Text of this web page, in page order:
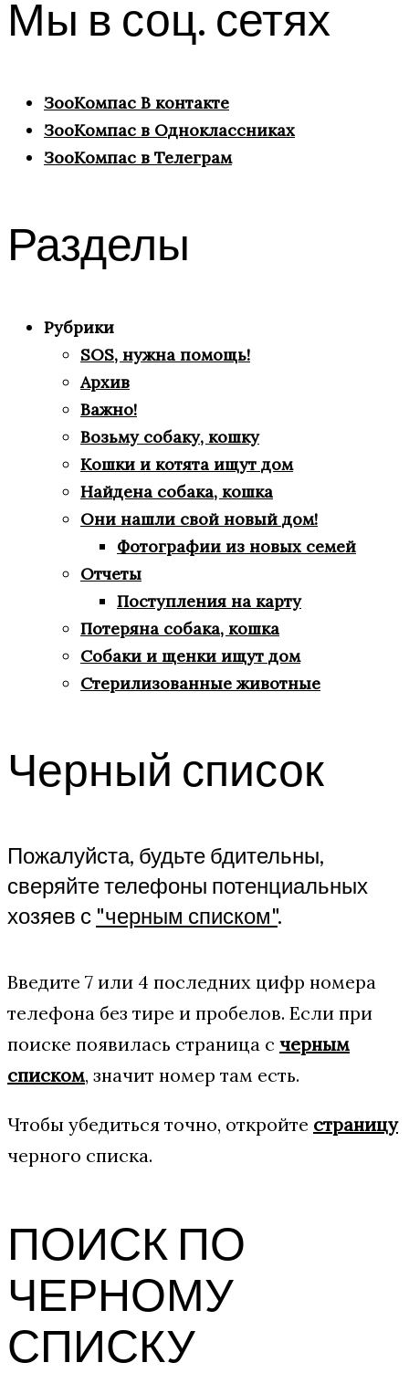
Мы в соц. сетях
ЗооКомпас В контакте
ЗооКомпас в Одноклассниках
ЗооКомпас в Телеграм
Разделы
Рубрики
SOS, нужна помощь!
Архив
Важно!
Возьму собаку, кошку
Кошки и котята ищут дом
Найдена собака, кошка
Они нашли свой новый дом!
Фотографии из новых семей
Отчеты
Поступления на карту
Потеряна собака, кошка
Собаки и щенки ищут дом
Стерилизованные животные
Черный список
Пожалуйста, будьте бдительны,
сверяйте телефоны потенциальных
хозяев с "черным списком".
Введите 7 или 4 последних цифр номера
телефона без тире и пробелов. Если при
поиске появилась страница с черным
списком, значит номер там есть.
Чтобы убедиться точно, откройте страницу
черного списка.
ПОИСК ПО
ЧЕРНОМУ
СПИСКУ